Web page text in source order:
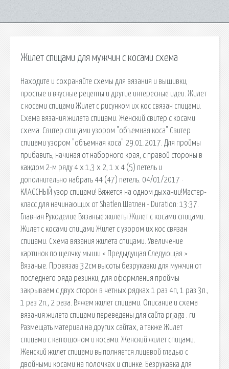
Жилет спицами для мужчин с косами схема
Находите и сохраняйте схемы для вязания и вышивки,
простые и вкусные рецепты и другие интересные идеи. Жилет
с косами спицами Жилет с рисунком их кос связан спицами.
Схема вязания жилета спицами. Женский свитер с косами
схема. Свитер спицами узором "объемная коса" Свитер
спицами узором "объемная коса" 29.01.2017. Для проймы
прибавить, начиная от наборного края, с правой стороны в
каждом 2-м ряду 4 х 1,3 х 2, 1 х 4 (5) петель и
дополнительно набрать 44 (47) петель. 04/01/2017 ·
КЛАССНЫЙ узор спицами! Вяжется на одном дыхании!Мастер-
класс для начинающих от Shatlen.Шатлен - Duration: 13:37.
Главная Рукоделие Вязаные жилеты Жилет с косами спицами.
Жилет с косами спицами Жилет с узором их кос связан
спицами. Схема вязания жилета спицами. Увеличение
картинок по щелчку мыши < Предыдущая Следующая >
Вязаные. Провязав 32см высоты безрукавки для мужчин от
последнего ряда резинки, для оформления проймы
закрываем с двух сторон в четных рядках 1 раз 4п, 1 раз 3п.,
1 раз 2п., 2 раза. Вяжем жилет спицами. Описание и схема
вязания жилета спицами переведены для сайта prjaga . ru
Размещать материал на других сайтах, а также Жилет
спицами с капюшоном и косами. Женский жилет спицами.
Женский жилет спицами выполняется лицевой гладью с
двойными косами на полочках и спинке. Безрукавка для